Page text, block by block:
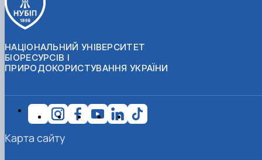
НАЦІОНАЛЬНИЙ УНІВЕРСИТЕТ
БІОРЕСУРСІВ І
ПРИРОДОКОРИСТУВАННЯ УКРАЇНИ
Карта сайту